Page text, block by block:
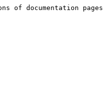
documentation